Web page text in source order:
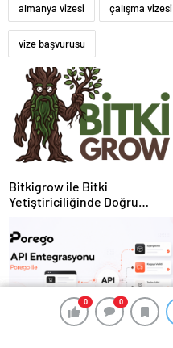
0 0
0 0
almanya vizesi çalışma vizesi
vize başvurusu
Bitkigrow ile Bitki
Yetiştiriciliğinde Doğru